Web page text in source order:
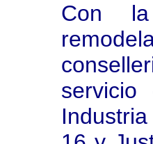
Con